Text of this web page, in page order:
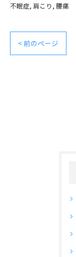
不眠症 肩こり 腰痛
< 前のページ